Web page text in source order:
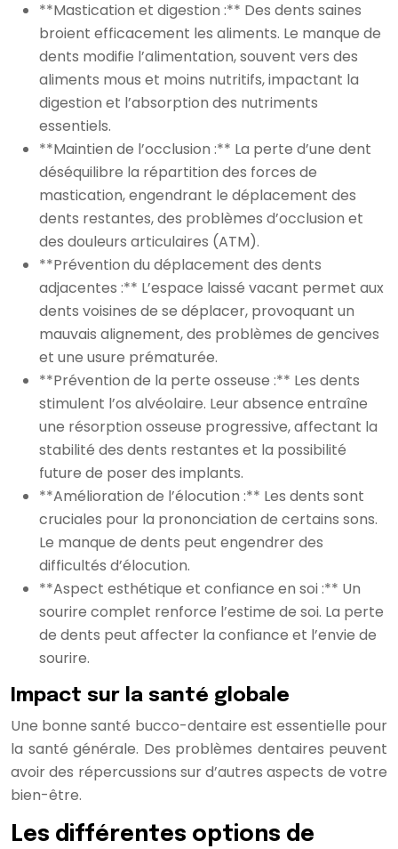
**Mastication et digestion :** Des dents saines
broient efficacement les aliments. Le manque de
dents modifie l’alimentation, souvent vers des
aliments mous et moins nutritifs, impactant la
digestion et l’absorption des nutriments
essentiels.
**Maintien de l’occlusion :** La perte d’une dent
déséquilibre la répartition des forces de
mastication, engendrant le déplacement des
dents restantes, des problèmes d’occlusion et
des douleurs articulaires (ATM).
**Prévention du déplacement des dents
adjacentes :** L’espace laissé vacant permet aux
dents voisines de se déplacer, provoquant un
mauvais alignement, des problèmes de gencives
et une usure prématurée.
**Prévention de la perte osseuse :** Les dents
stimulent l’os alvéolaire. Leur absence entraîne
une résorption osseuse progressive, affectant la
stabilité des dents restantes et la possibilité
future de poser des implants.
**Amélioration de l’élocution :** Les dents sont
cruciales pour la prononciation de certains sons.
Le manque de dents peut engendrer des
difficultés d’élocution.
**Aspect esthétique et confiance en soi :** Un
sourire complet renforce l’estime de soi. La perte
de dents peut affecter la confiance et l’envie de
sourire.
Impact sur la santé globale
Une bonne santé bucco-dentaire est essentielle pour
la santé générale. Des problèmes dentaires peuvent
avoir des répercussions sur d’autres aspects de votre
bien-être.
Les différentes options de